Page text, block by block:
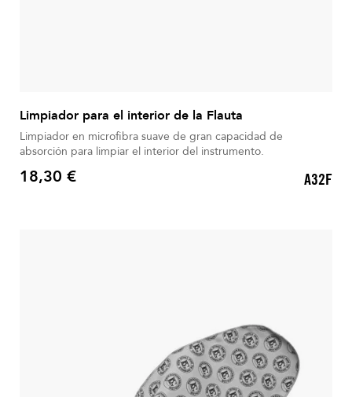
Limpiador para el interior de la Flauta
Limpiador en microfibra suave de gran capacidad de
absorción para limpiar el interior del instrumento.
Precio
18,30 € A32F